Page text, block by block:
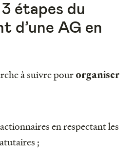
étapes du
d’une AG en
à suivre pour organiser
en respectant les
;